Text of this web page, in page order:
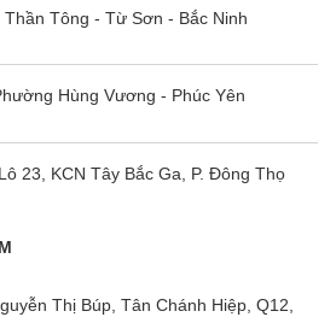
Thần Tông - Từ Sơn - Bắc Ninh
Hùng Vương - Phúc Yên
23, KCN Tây Bắc Ga, P. Đông Thọ
Thị Búp, Tân Chánh Hiệp, Q12,